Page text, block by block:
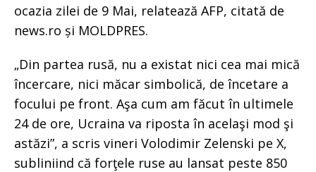
ocazia zilei de 9 Mai, relatează AFP, citată de
news.ro și MOLDPRES.
„Din partea rusă, nu a existat nici cea mai mică
încercare, nici măcar simbolică, de încetare a
focului pe front. Aşa cum am făcut în ultimele
24 de ore, Ucraina va riposta în acelaşi mod şi
astăzi”, a scris vineri Volodimir Zelenski pe X,
subliniind că forţele ruse au lansat peste 850